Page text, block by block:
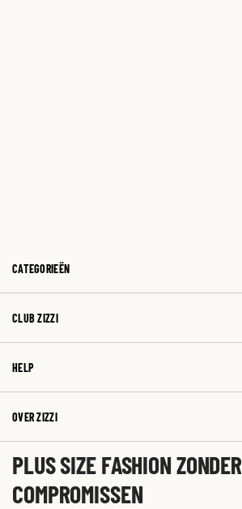
CATEGORIEËN
CLUB ZIZZI
HELP
OVER ZIZZI
PLUS SIZE FASHION ZONDER
COMPROMISSEN